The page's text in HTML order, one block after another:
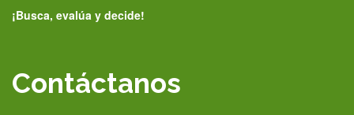
¡Busca, evalúa y decide!
Contáctanos